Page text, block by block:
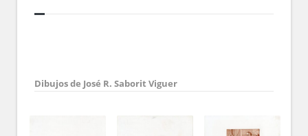
Dibujos de José R. Saborit Viguer